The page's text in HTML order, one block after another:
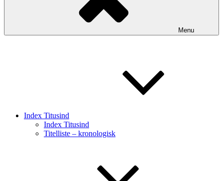
Menu
Index Titusind
Index Titusind
Titelliste – kronologisk